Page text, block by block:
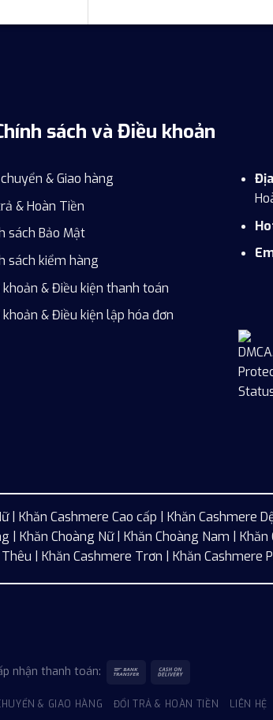
sách và Điều khoản
& Giao hàng
& Hoàn Tiền
sách Bảo Mật
sách kiểm hàng
& Điều kiện thanh toán
& Điều kiện lập hóa đơn
| Khăn Cashmere Cao cấp Khăn Cashmere
| Khăn Choàng Nữ | Khăn Choàng Nam |
| Khăn Cashmere Trơn | Khăn Cashmere
nhận thanh toán:
& GIAO HÀNG ĐỔI TRẢ & HOÀN TIỀN LIÊN HỆ